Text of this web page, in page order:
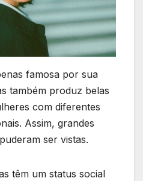
famosa por sua
também produz belas
com diferentes
Assim, grandes
ser vistas.
têm um status social